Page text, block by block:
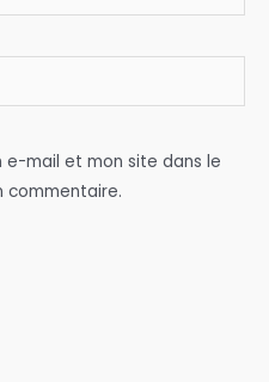
e-mail et mon site dans le
commentaire.